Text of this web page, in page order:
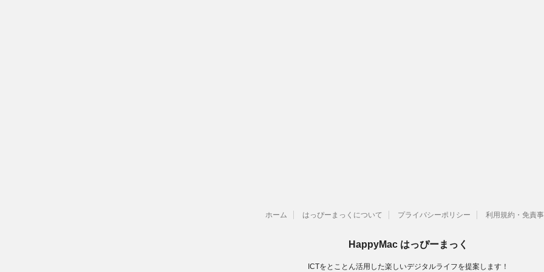
ホーム はっぴーまっくについて プライバシーポリシー 利用規約・免責
HappyMac はっぴーまっく
ICTをとことん活用した楽しいデジタルライフを提案します！